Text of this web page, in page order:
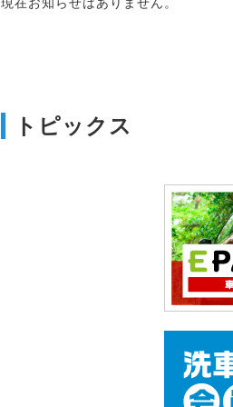
トピックス